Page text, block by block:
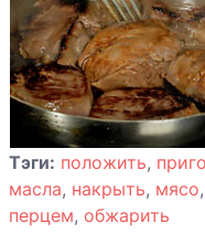
Пастушеский
пирог
Печеночные
котлеты
Пельмени из
говядины и
Тэги: положить,
масла, накрыть, мясо,
перцем, обжарить